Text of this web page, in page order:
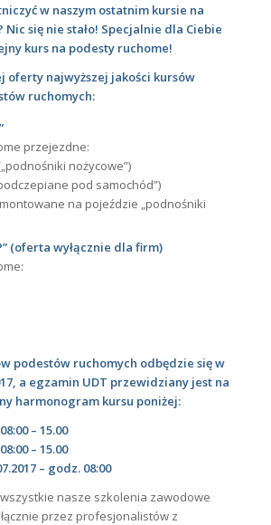
w naszym ostatnim kursie na
się nie stało! Specjalnie dla Ciebie
kurs na podesty ruchome!
oferty najwyższej jakości kursów
ruchomych:
przejezdne:
nożycowe”)
pod samochód”)
na pojeździe „podnośniki
(oferta wyłącznie dla firm)
podestów ruchomych odbędzie się w
a egzamin UDT przewidziany jest na
harmonogram kursu poniżej:
– 15.00
– 15.00
– godz. 08:00
nasze szkolenia zawodowe
przez profesjonalistów z